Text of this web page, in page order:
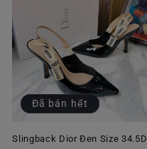
Đã bán hết
Slingback Dior Đen Size 34.5D